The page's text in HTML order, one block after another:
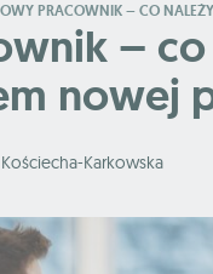
PRACOWNIK – CO
–
nowej
Karkowska